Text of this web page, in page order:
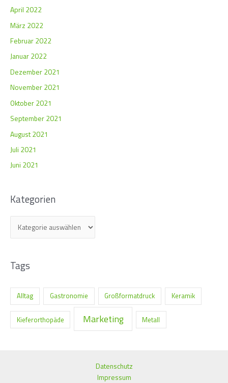
April 2022
März 2022
Februar 2022
Januar 2022
Dezember 2021
November 2021
Oktober 2021
September 2021
August 2021
Juli 2021
Juni 2021
Kategorien
Tags
Alltag Gastronomie Großformatdruck Keramik
Kieferorthopäde Marketing Metall
Datenschutz
Impressum